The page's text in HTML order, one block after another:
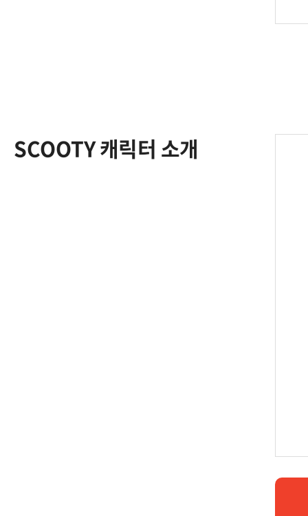
SCOOTY 캐릭터 소개